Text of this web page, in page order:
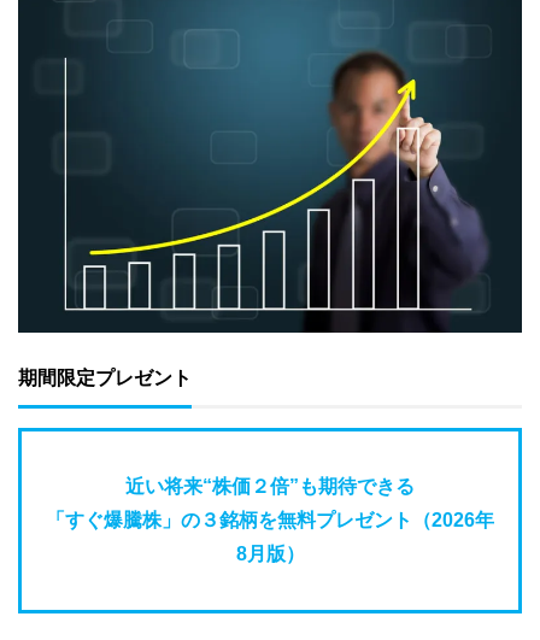
期間限定プレゼント
近い将来“株価２倍”も期待できる
「すぐ爆騰株」の３銘柄を無料プレゼント（2026年
8月版）